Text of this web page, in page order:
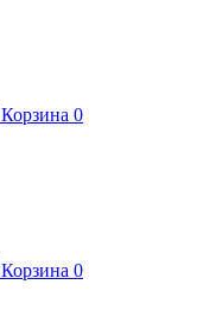
Корзина 0
Корзина 0